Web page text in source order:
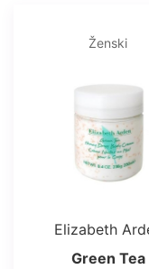
Ženski
Elizabeth
Green Tea